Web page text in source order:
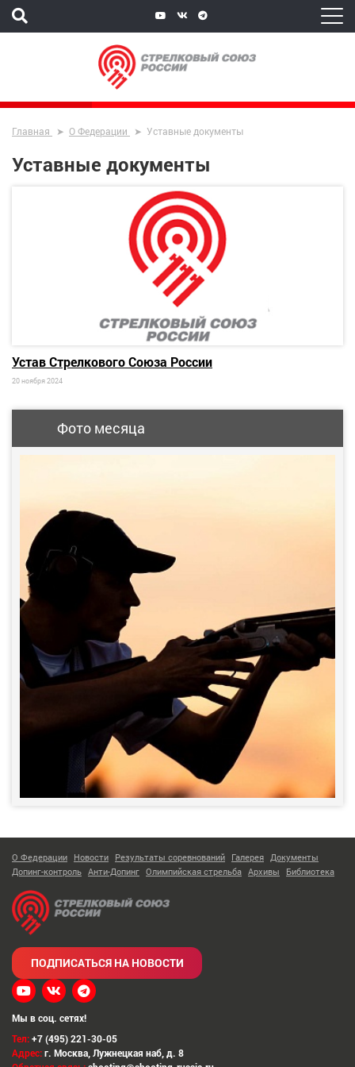
Главная О Федерации Уставные документы
Уставные документы
Устав Стрелкового Союза России
20 ноября 2024
Фото месяца
О Федерации Новости Результаты соревнований Галерея Документы
Допинг-контроль Анти-Допинг Олимпийская стрельба Архивы Библиотека
Тел:+7 (495) 221-30-05
Адрес:г. Москва,Лужнецкая наб, д. 8
ПОДПИСАТЬСЯ НА НОВОСТИ
Мы в соц. сетях!